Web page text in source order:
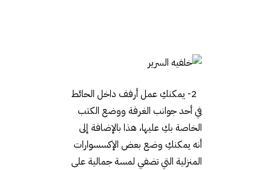
2- يمكنكِ عمل أرفف داخل الحائط
في أحد جوانب الغرفة ووضع الكتب
الخاصة بكِ عليها، هذا بالإضافة إلى
أنه يمكنكِ وضع بعض الإكسسوارات
المنزلية التي تضفي لمسة جمالية على